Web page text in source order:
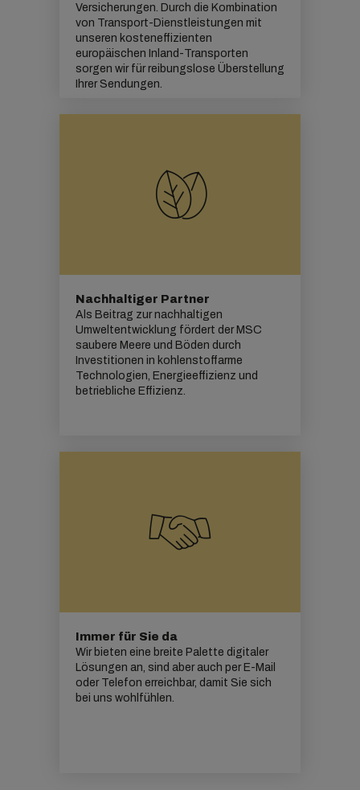
Versicherungen. Durch die Kombination
von Transport-Dienstleistungen mit
unseren kosteneffizienten
europäischen Inland-Transporten
sorgen wir für reibungslose Überstellung
Ihrer Sendungen.
Nachhaltiger Partner
Als Beitrag zur nachhaltigen
Umweltentwicklung fördert der MSC
saubere Meere und Böden durch
Investitionen in kohlenstoffarme
Technologien, Energieeffizienz und
betriebliche Effizienz.
Immer für Sie da
Wir bieten eine breite Palette digitaler
Lösungen an, sind aber auch per E-Mail
oder Telefon erreichbar, damit Sie sich
bei uns wohlfühlen.